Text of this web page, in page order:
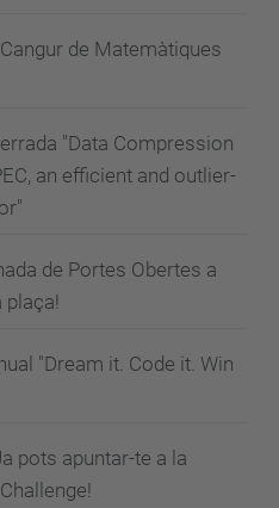
de Matemàtiques
"Data Compression
an efficient and outlier-
de Portes Obertes a
plaça!
"Dream it. Code it. Win
pots apuntar-te a la